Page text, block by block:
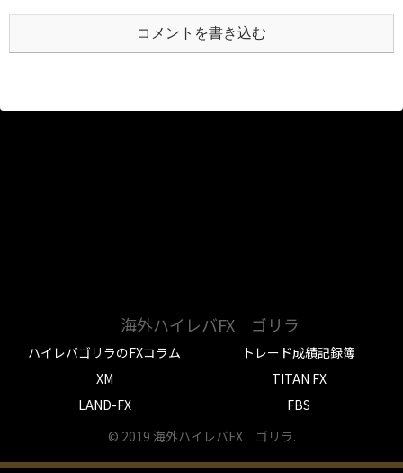
コメントを書き込む
海外ハイレバFX ゴリラ
ハイレバゴリラのFXコラム
トレード成績記録簿
XM
TITAN FX
LAND-FX
FBS
© 2019 海外ハイレバFX ゴリラ.